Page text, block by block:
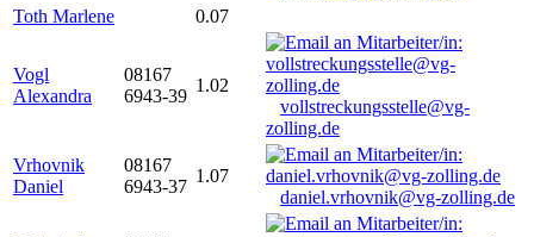
Toth Marlene
0.07
Vogl
Alexandra
08167
6943-39
1.02
vollstreckungsstelle@vg-
zolling.de
Vrhovnik
Daniel
08167
6943-37
1.07
daniel.vrhovnik@vg-zolling.de